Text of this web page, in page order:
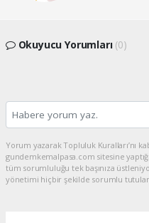
Okuyucu Yorumları (0)
Yorum yazarak Topluluk Kuralları’nı
gundemkemalpasa.com sitesine
tüm sorumluluğu tek başınıza
yönetimi hiçbir şekilde sorumlu